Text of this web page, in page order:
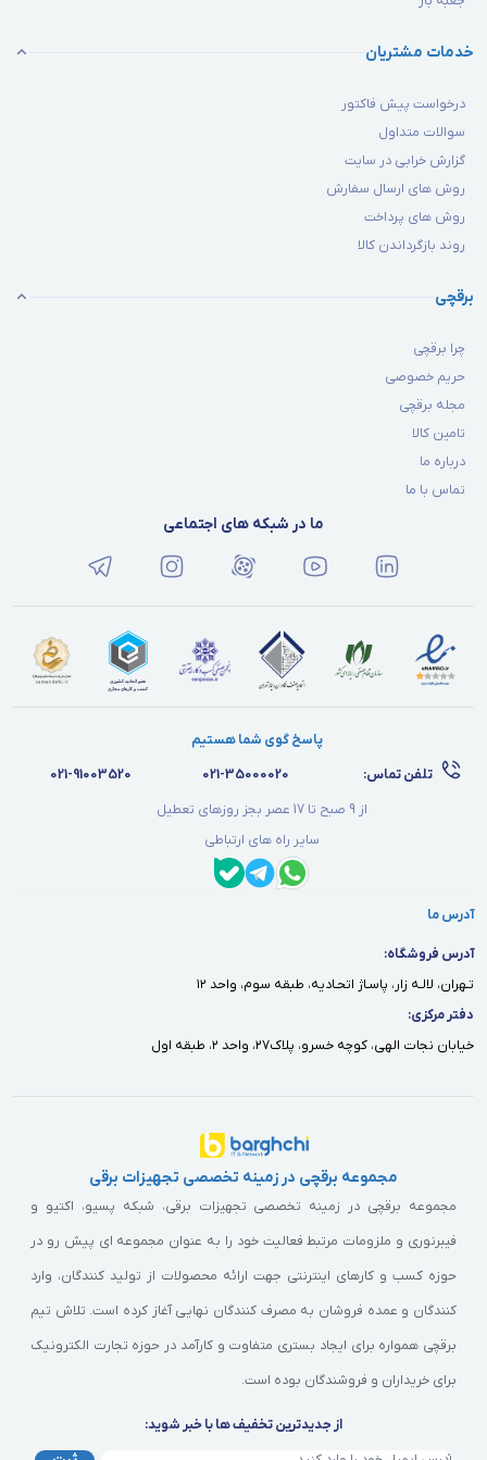
خدمات مشتریان
درخواست پیش فاکتور
سوالات متداول
گزارش خرابی در سایت
روش های ارسال سفارش
روش های پرداخت
روند بازگرداندن کالا
برقچی
چرا برقچی
حریم خصوصی
مجله برقچی
تامین کالا
درباره ما
تماس با ما
ما در شبکه های اجتماعی
پاسخ گوی شما هستیم
تلفن تماس:
021-35000020
021-91003520
از 9 صبح تا 17 عصر بجز روزهای تعطیل
سایر راه های ارتباطی
آدرس ما
آدرس فروشگاه:
تـهران، لالـه زار، پاسـاژ اتحـاديه، طبقه سوم، واحد ١٢
دفتر مركزى:
خيابان نجات الهى، كوچه خسرو، پلاك٢٧، واحد ٢، طبقه اول
مجموعه برقچی در زمینه تخصصی تجهیزات برقی
مجموعه برقچی در زمینه تخصصی تجهیزات برقی، شبکه پسیو، اکتیو و
فیبرنوری و ملزومات مرتبط فعالیت خود را به عنوان مجموعه ای پیش رو در
حوزه کسب و کارهای اینترنتی جهت ارائه محصولات از تولید کنندگان، وارد
کنندگان و عمده فروشان به مصرف کنندگان نهایی آغاز کرده است. تلاش تیم
برقچی همواره برای ایجاد بستری متفاوت و کارآمد در حوزه تجارت الکترونیک
برای خریداران و فروشندگان بوده است.
از جدیدترین تخفیف ها با خبر شوید: